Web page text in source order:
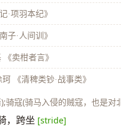
·项羽本纪》
子·人间训》
《卖柑者言》
珂 《清稗类钞·战事类》
骑寇(骑马入侵的贼寇，也是
，跨坐 [stride]